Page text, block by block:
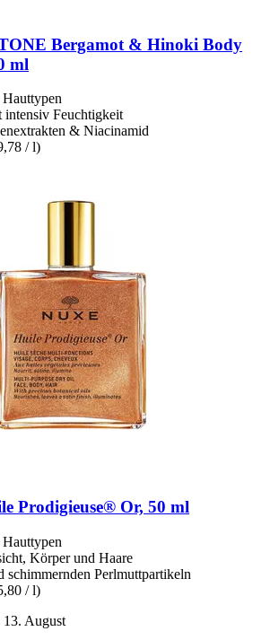
Bergamot & Hinoki Body
ml
intensiv Feuchtigkeit
& Niacinamid
/ l)
Prodigieuse® Or, 50 ml
Körper und Haare
schimmernden Perlmuttpartikeln
/ l)
13. August